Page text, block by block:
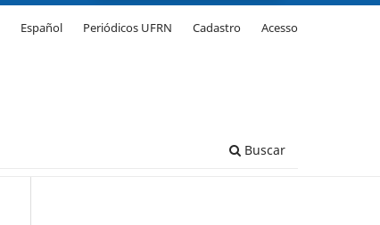
Buscar
Español Periódicos UFRN Cadastro Acesso